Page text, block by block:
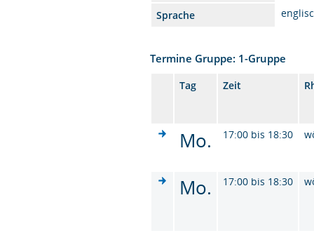
Sprache
Termine Gruppe: 1-Gruppe
Tag Zeit
Mo. 17:00 bis 18:30
Mo. 17:00 bis 18:30